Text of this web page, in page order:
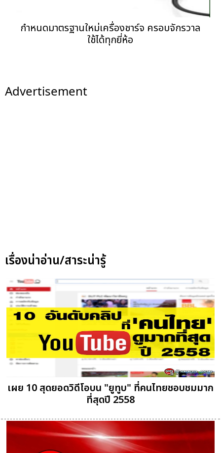
กำหนดมาตรฐานใหม่เครื่องชาร์จ ครอบจักรวาล
ใช้ได้ทุกยี่ห้อ
Advertisement
เรื่องน่าอ่าน/สาระน่ารู้
เผย 10 สุดยอดวิดีโอบน "ยูทูบ" ที่คนไทยชอบชมมาก
ที่สุดปี 2558